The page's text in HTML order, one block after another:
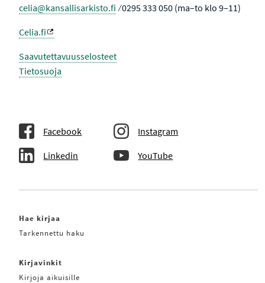
celia@kansallisarkisto.fi ⁄ 0295 333 050 (ma–to klo 9–11)
Celia.fi
Saavutettavuusselosteet
Tietosuoja
Facebook Instagram
Linkedin YouTube
Hae kirjaa
Tarkennettu haku
Kirjavinkit
Kirjoja aikuisille